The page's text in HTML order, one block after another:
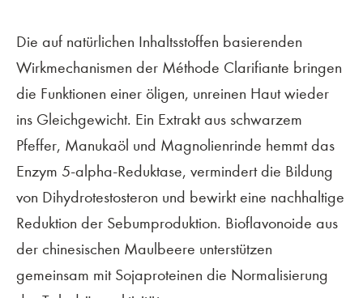
Die auf natürlichen Inhaltsstoffen basierenden
Wirkmechanismen der Méthode Clarifiante bringen
die Funktionen einer öligen, unreinen Haut wieder
ins Gleichgewicht. Ein Extrakt aus schwarzem
Pfeffer, Manukaöl und Magnolienrinde hemmt das
Enzym 5-alpha-Reduktase, vermindert die Bildung
von Dihydrotestosteron und bewirkt eine nachhaltige
Reduktion der Sebumproduktion. Bioflavonoide aus
der chinesischen Maulbeere unterstützen
gemeinsam mit Sojaproteinen die Normalisierung